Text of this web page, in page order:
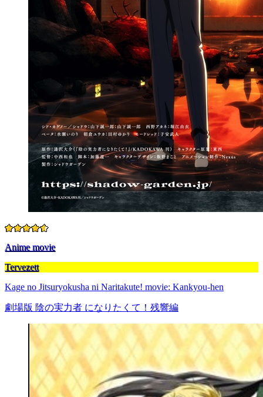
Anime movie
Tervezett
Kage no Jitsuryokusha ni Naritakute! movie: Kankyou-hen
劇場版 陰の実力者 になりたくて！残響編